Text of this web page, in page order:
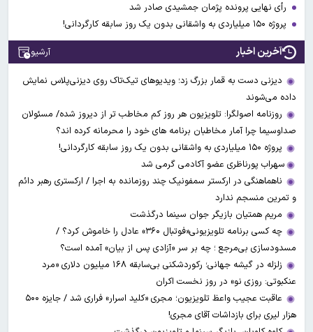
رأی نهایی پرونده پژمان جمشیدی صادر شد
پروژه ۱۵۰ میلیاردی به واشقانی بدون یک روز سابقه کارگردانی!
آخرین اخبار آرشیو
دیزنی دست به قمار بزرگ زد؛ ویدیوهای تیک‌تاک روی دیزنی‌پلاس نمایش
داده می‌شوند
روزنامه اصولگرا: تلویزیون هر روز کم مخاطب تر از دیروز شده/ مسئولان
صداوسیما چرا آمار مخاطبان برنامه های خود را محرمانه کرده اند؟
پروژه ۱۵۰ میلیاردی به واشقانی بدون یک روز سابقه کارگردانی!
​​​​​​​سهراب پورناظری عضو آکادمی گرمی شد
ناهماهنگی در ارکستر سمفونیک چند روزمانده به اجرا / ارکستری رهبر دائم
و تمرین منسجم ندارد
مریم همتیان بازیگر جوان سینما درگذشت
چه کسی برنامه تلویزیونی«فوتبال ۳۶۰» عادل را خاموش کرد؟ /
مسدودسازی بی‌مرجع ؛ چه بر سر «آزادی پس از بیان» آمده است؟
زلزله در گیشه جهانی؛ رکوردشکنی بی‌سابقه ۱۶۸ میلیون دلاری «مرد
عنکبوتی: روزی نو» در روز نخست اکران
عاقبت عجیب واعظ تلویزیون؛ مجری «کلید اسرار» فراری شد / جایزه ۵۰۰
هزار لیری برای بازداشات آقای مجری!